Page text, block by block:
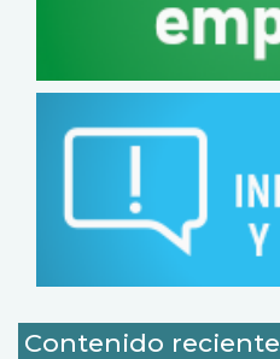
Contenido reciente